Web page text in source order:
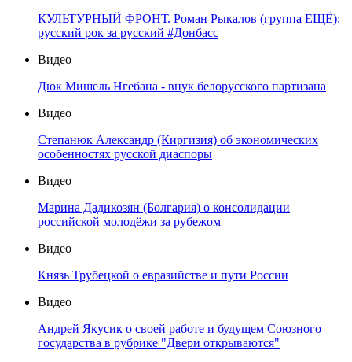
КУЛЬТУРНЫЙ ФРОНТ. Роман Рыкалов (группа ЕЩЁ):
русский рок за русский #Донбасс
Видео
Дюк Мишель Нгебана - внук белорусского партизана
Видео
Степанюк Александр (Киргизия) об экономических
особенностях русской диаспоры
Видео
Марина Дадикозян (Болгария) о консолидации
российской молодёжи за рубежом
Видео
Князь Трубецкой о евразийстве и пути России
Видео
Андрей Якусик о своей работе и будущем Союзного
государства в рубрике "Двери открываются"